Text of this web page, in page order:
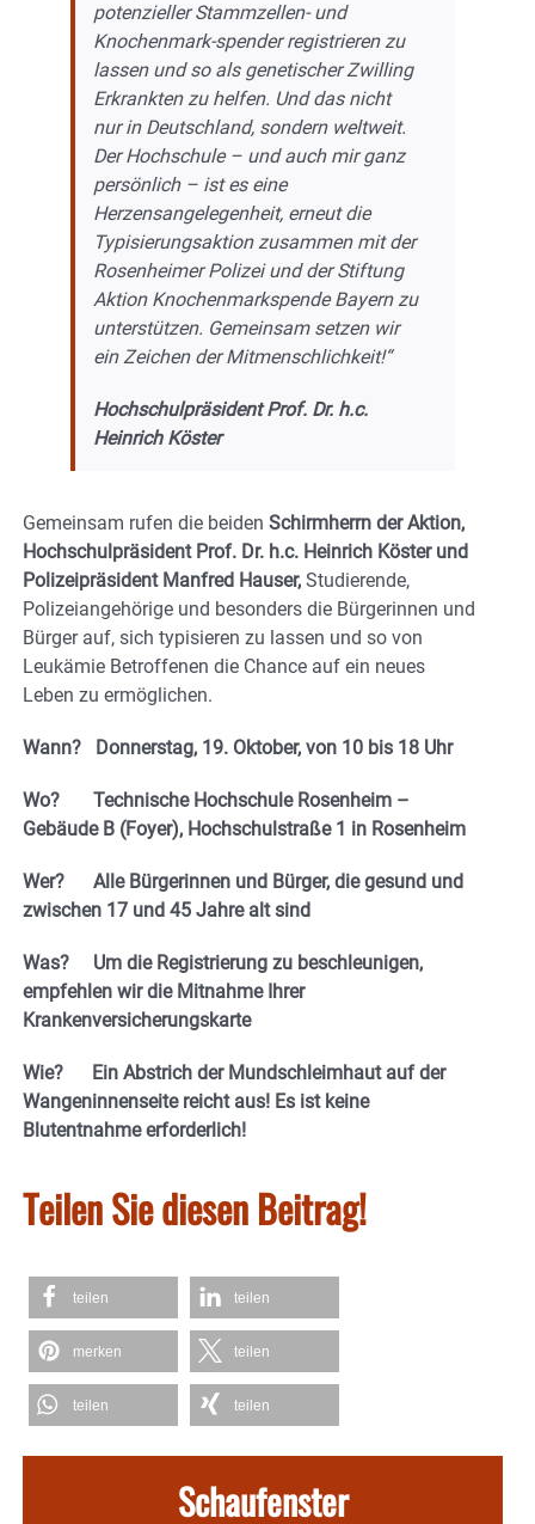
potenzieller Stammzellen- und
Knochenmark-spender registrieren zu
lassen und so als genetischer Zwilling
Erkrankten zu helfen. Und das nicht
nur in Deutschland, sondern weltweit.
Der Hochschule – und auch mir ganz
persönlich – ist es eine
Herzensangelegenheit, erneut die
Typisierungsaktion zusammen mit der
Rosenheimer Polizei und der Stiftung
Aktion Knochenmarkspende Bayern zu
unterstützen. Gemeinsam setzen wir
ein Zeichen der Mitmenschlichkeit!“
Hochschulpräsident Prof. Dr. h.c.
Heinrich Köster
Gemeinsam rufen die beiden Schirmherrn der Aktion,
Hochschulpräsident Prof. Dr. h.c. Heinrich Köster und
Polizeipräsident Manfred Hauser, Studierende,
Polizeiangehörige und besonders die Bürgerinnen und
Bürger auf, sich typisieren zu lassen und so von
Leukämie Betroffenen die Chance auf ein neues
Leben zu ermöglichen.
Wann? Donnerstag, 19. Oktober, von 10 bis 18 Uhr
Wo? Technische Hochschule Rosenheim –
Gebäude B (Foyer), Hochschulstraße 1 in Rosenheim
Wer? Alle Bürgerinnen und Bürger, die gesund und
zwischen 17 und 45 Jahre alt sind
Was? Um die Registrierung zu beschleunigen,
empfehlen wir die Mitnahme Ihrer
Krankenversicherungskarte
Wie? Ein Abstrich der Mundschleimhaut auf der
Wangeninnenseite reicht aus! Es ist keine
Blutentnahme erforderlich!
Teilen Sie diesen Beitrag!
teilen teilen
merken teilen
teilen teilen
Schaufenster